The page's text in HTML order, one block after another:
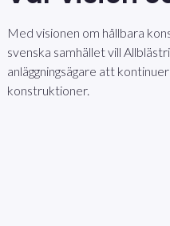
Med visionen om hållbara
svenska samhället vill
anläggningsägare att
konstruktioner.